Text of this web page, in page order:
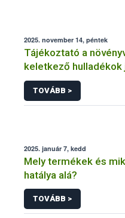
2025. november 14, péntek
Tájékoztató a
keletkező
TOVÁBB >
2025. január 7, kedd
Mely termékek és
hatálya alá?
TOVÁBB >